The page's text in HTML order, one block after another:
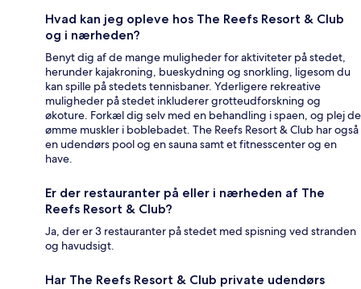
Hvad kan jeg opleve hos The Reefs Resort & Club
og i nærheden?
Benyt dig af de mange muligheder for aktiviteter på stedet,
herunder kajakroning, bueskydning og snorkling, ligesom du
kan spille på stedets tennisbaner. Yderligere rekreative
muligheder på stedet inkluderer grotteudforskning og
økoture. Forkæl dig selv med en behandling i spaen, og plej de
ømme muskler i boblebadet. The Reefs Resort & Club har også
en udendørs pool og en sauna samt et fitnesscenter og en
have.
Er der restauranter på eller i nærheden af The
Reefs Resort & Club?
Ja, der er 3 restauranter på stedet med spisning ved stranden
og havudsigt.
Har The Reefs Resort & Club private udendørs